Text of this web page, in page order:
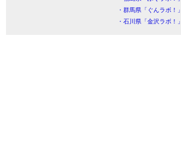
・群馬県「ぐんラボ！」
・石川県「金沢ラボ！」